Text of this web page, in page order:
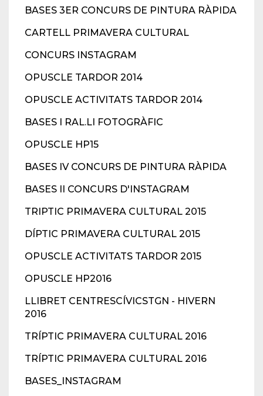
BASES 3ER CONCURS DE PINTURA RÀPIDA
CARTELL PRIMAVERA CULTURAL
CONCURS INSTAGRAM
OPUSCLE TARDOR 2014
OPUSCLE ACTIVITATS TARDOR 2014
BASES I RAL.LI FOTOGRÀFIC
OPUSCLE HP15
BASES IV CONCURS DE PINTURA RÀPIDA
BASES II CONCURS D'INSTAGRAM
TRIPTIC PRIMAVERA CULTURAL 2015
DÍPTIC PRIMAVERA CULTURAL 2015
OPUSCLE ACTIVITATS TARDOR 2015
OPUSCLE HP2016
LLIBRET CENTRESCÍVICSTGN - HIVERN
2016
TRÍPTIC PRIMAVERA CULTURAL 2016
TRÍPTIC PRIMAVERA CULTURAL 2016
BASES_INSTAGRAM